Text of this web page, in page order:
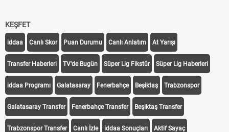
KEŞFET
iddaa Canlı Skor Puan Durumu Canlı Anlatım At Yarışı
Transfer Haberleri TV'de Bugün Süper Lig Fikstür Süper Lig Haberleri
iddaa Programı Galatasaray Fenerbahçe Beşiktaş Trabzonspor
Galatasaray Transfer Fenerbahçe Transfer Beşiktaş Transfer
Trabzonspor Transfer Canlı İzle iddaa Sonuçları Aktif Sayaç